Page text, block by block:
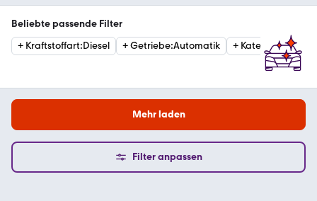
Beliebte passende Filter
+ Kraftstoffart:Diesel +Getriebe:Automatik + Kategorie:Van
Mehr laden
Filter anpassen